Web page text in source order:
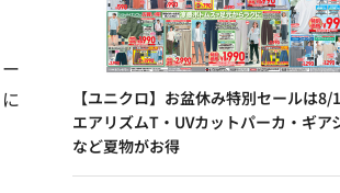
【ユニクロ】お盆休み特別セールは8/
エアリズムT・UVカットパーカ・ギア
など夏物がお得